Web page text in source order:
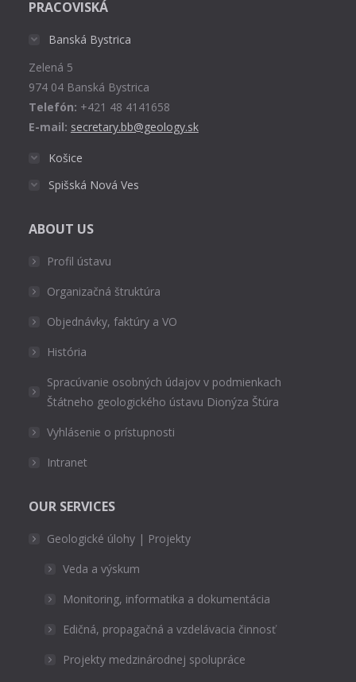
opens
window
PRACOVISKÁ
Banská Bystrica
Zelená 5
974 04 Banská Bystrica
Telefón: +421 48 4141658
E-mail: secretary.bb@geology.sk
Košice
Spišská Nová Ves
ABOUT US
Profil ústavu
Organizačná štruktúra
Objednávky, faktúry a VO
História
Spracúvanie osobných údajov v podmienkach
Štátneho geologického ústavu Dionýza Štúra
Vyhlásenie o prístupnosti
Intranet
OUR SERVICES
Geologické úlohy | Projekty
Veda a výskum
Monitoring, informatika a dokumentácia
Edičná, propagačná a vzdelávacia činnosť
Projekty medzinárodnej spolupráce